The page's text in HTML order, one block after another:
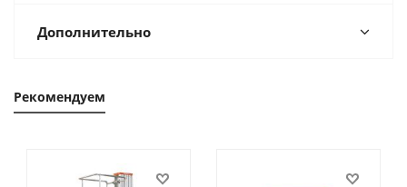
Дополнительно
Рекомендуем